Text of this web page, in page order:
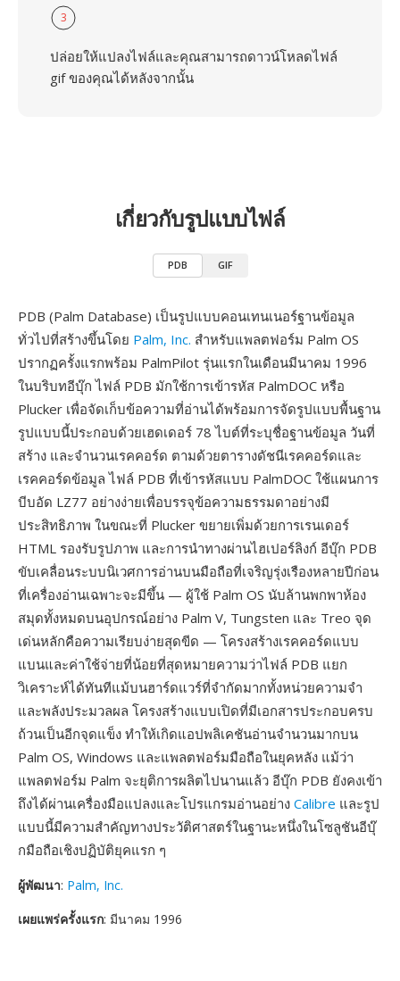
3
ปล่อยให้แปลงไฟล์และคุณสามารถดาวน์โหลดไฟล์
gif ของคุณได้หลังจากนั้น
เกี่ยวกับรูปแบบไฟล์
PDB GIF
PDB (Palm Database) เป็นรูปแบบคอนเทนเนอร์ฐานข้อมูล
ทั่วไปที่สร้างขึ้นโดย Palm, Inc. สำหรับแพลตฟอร์ม Palm OS
ปรากฏครั้งแรกพร้อม PalmPilot รุ่นแรกในเดือนมีนาคม 1996
ในบริบทอีบุ๊ก ไฟล์ PDB มักใช้การเข้ารหัส PalmDOC หรือ
Plucker เพื่อจัดเก็บข้อความที่อ่านได้พร้อมการจัดรูปแบบพื้นฐาน
รูปแบบนี้ประกอบด้วยเฮดเดอร์ 78 ไบต์ที่ระบุชื่อฐานข้อมูล วันที่
สร้าง และจำนวนเรคคอร์ด ตามด้วยตารางดัชนีเรคคอร์ดและ
เรคคอร์ดข้อมูล ไฟล์ PDB ที่เข้ารหัสแบบ PalmDOC ใช้แผนการ
บีบอัด LZ77 อย่างง่ายเพื่อบรรจุข้อความธรรมดาอย่างมี
ประสิทธิภาพ ในขณะที่ Plucker ขยายเพิ่มด้วยการเรนเดอร์
HTML รองรับรูปภาพ และการนำทางผ่านไฮเปอร์ลิงก์ อีบุ๊ก PDB
ขับเคลื่อนระบบนิเวศการอ่านบนมือถือที่เจริญรุ่งเรืองหลายปีก่อน
ที่เครื่องอ่านเฉพาะจะมีขึ้น — ผู้ใช้ Palm OS นับล้านพกพาห้อง
สมุดทั้งหมดบนอุปกรณ์อย่าง Palm V, Tungsten และ Treo จุด
เด่นหลักคือความเรียบง่ายสุดขีด — โครงสร้างเรคคอร์ดแบบ
แบนและค่าใช้จ่ายที่น้อยที่สุดหมายความว่าไฟล์ PDB แยก
วิเคราะห์ได้ทันทีแม้บนฮาร์ดแวร์ที่จำกัดมากทั้งหน่วยความจำ
และพลังประมวลผล โครงสร้างแบบเปิดที่มีเอกสารประกอบครบ
ถ้วนเป็นอีกจุดแข็ง ทำให้เกิดแอปพลิเคชันอ่านจำนวนมากบน
Palm OS, Windows และแพลตฟอร์มมือถือในยุคหลัง แม้ว่า
แพลตฟอร์ม Palm จะยุติการผลิตไปนานแล้ว อีบุ๊ก PDB ยังคงเข้า
ถึงได้ผ่านเครื่องมือแปลงและโปรแกรมอ่านอย่าง Calibre และรูป
แบบนี้มีความสำคัญทางประวัติศาสตร์ในฐานะหนึ่งในโซลูชันอีบุ๊
กมือถือเชิงปฏิบัติยุคแรก ๆ
ผู้พัฒนา: Palm, Inc.
เผยแพร่ครั้งแรก: มีนาคม 1996